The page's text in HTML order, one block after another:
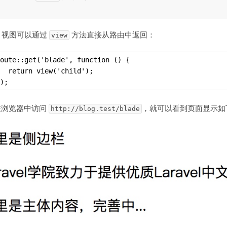
图可以通过 view 方法直接从路由中返回：
function () {
return view('child');
览器中访问 http://blog.test/blade ，就可以看到页面显示